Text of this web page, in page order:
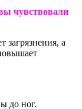
чувствовали
загрязнения, а
до ног.